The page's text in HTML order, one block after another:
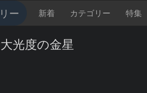
ー 新着 カテゴリー 特集
光度の金星